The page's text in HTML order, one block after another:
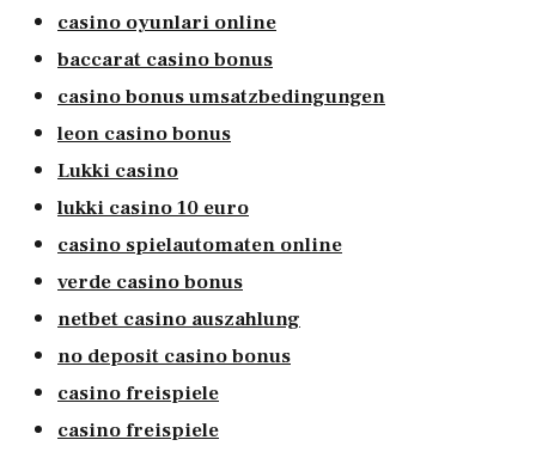
casino oyunlari online
baccarat casino bonus
casino bonus umsatzbedingungen
leon casino bonus
Lukki casino
lukki casino 10 euro
casino spielautomaten online
verde casino bonus
netbet casino auszahlung
no deposit casino bonus
casino freispiele
casino freispiele